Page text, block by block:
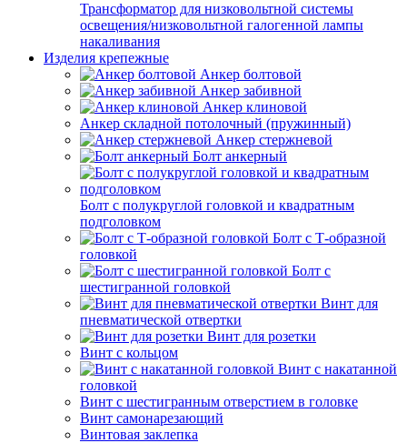
Трансформатор для низковольтной системы
освещения/низковольтной галогенной лампы
накаливания
Изделия крепежные
Анкер болтовой
Анкер забивной
Анкер клиновой
Анкер складной потолочный (пружинный)
Анкер стержневой
Болт анкерный
Болт с полукруглой головкой и квадратным
подголовком
Болт с Т-образной
головкой
Болт с
шестигранной головкой
Винт для
пневматической отвертки
Винт для розетки
Винт с кольцом
Винт с накатанной
головкой
Винт с шестигранным отверстием в головке
Винт самонарезающий
Винтовая заклепка